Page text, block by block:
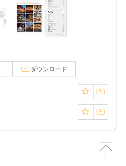
ダウンロード